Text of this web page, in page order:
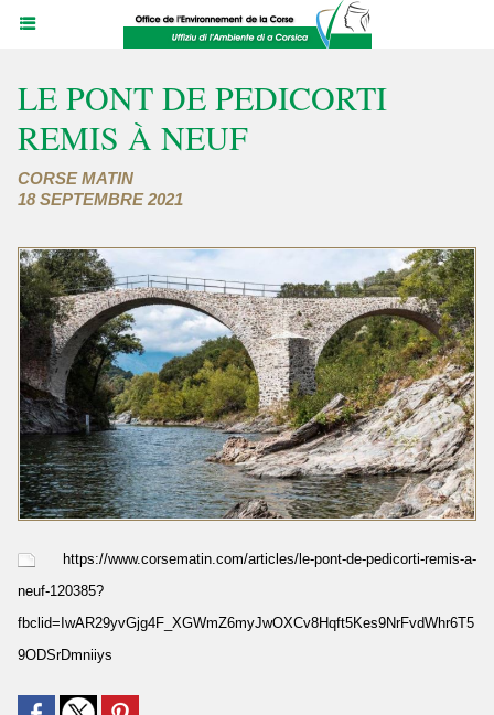
LE PONT DE PEDICORTI
REMIS À NEUF
CORSE MATIN
18 SEPTEMBRE 2021
https://www.corsematin.com/articles/le-pont-de-pedicorti-remis-a-
neuf-120385?
fbclid=IwAR29yvGjg4F_XGWmZ6myJwOXCv8Hqft5Kes9NrFvdWhr6T5
9ODSrDmniiys